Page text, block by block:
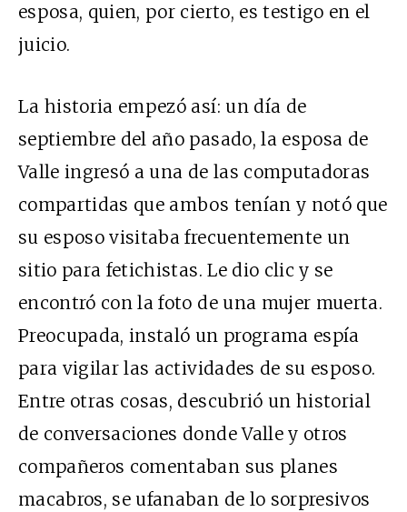
esposa, quien, por cierto, es testigo en el
juicio.
La historia empezó así: un día de
septiembre del año pasado, la esposa de
Valle ingresó a una de las computadoras
compartidas que ambos tenían y notó que
su esposo visitaba frecuentemente un
sitio para fetichistas. Le dio clic y se
encontró con la foto de una mujer muerta.
Preocupada, instaló un programa espía
para vigilar las actividades de su esposo.
Entre otras cosas, descubrió un historial
de conversaciones donde Valle y otros
compañeros comentaban sus planes
macabros, se ufanaban de lo sorpresivos